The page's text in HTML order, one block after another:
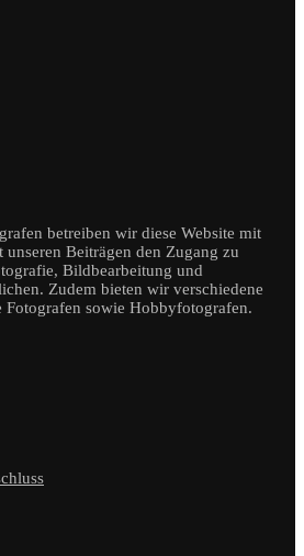
betreiben wir diese Website mit
Beiträgen den Zugang zu
Bildbearbeitung und
Zudem bieten wir verschiedene
Fotografen sowie Hobbyfotografen.